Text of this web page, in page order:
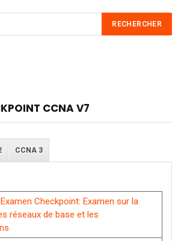
CCNA V7
CCNA 3
Checkpoint: Examen sur la
réseaux de base et les